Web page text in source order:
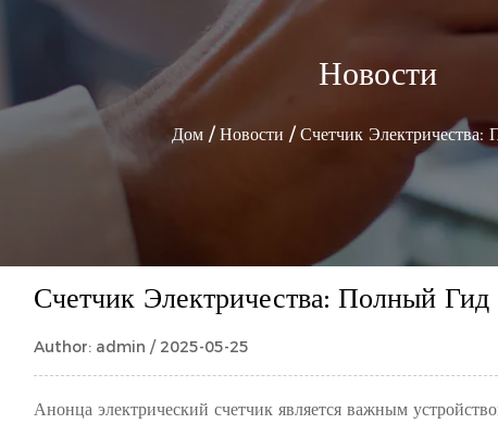
Новости
Дом/ Новости / Счетчик Электричества:
Счетчик Электричества: Полный Гид
Author: admin / 2025-05-25
Анонцаэлектрический счетчикявляется важным